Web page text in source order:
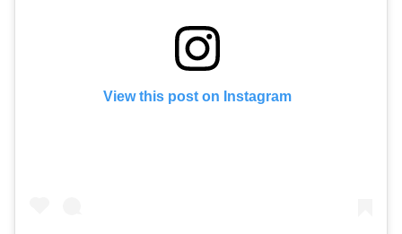
View this post on Instagram